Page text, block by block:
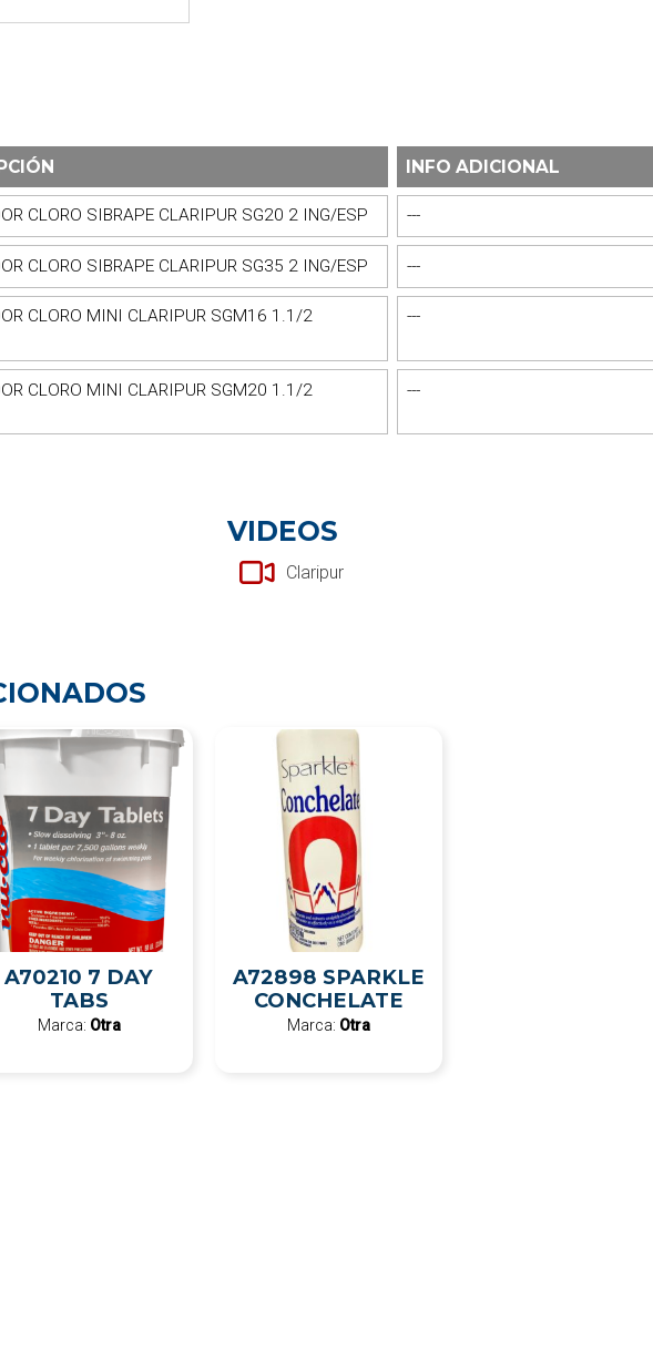
INFO ADICIONAL
CLORO SIBRAPE CLARIPUR SG20 2 ING/ESP ---
CLORO SIBRAPE CLARIPUR SG35 2 ING/ESP ---
CLORO MINI CLARIPUR SGM16 1.1/2
---
CLORO MINI CLARIPUR SGM20 1.1/2
---
VIDEOS
Claripur
A70210 7 DAY
TABS
Marca: Otra
A72898 SPARKLE
CONCHELATE
Marca: Otra